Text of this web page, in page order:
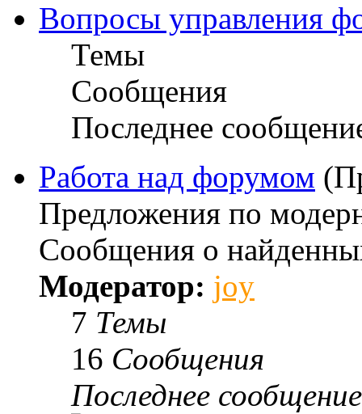
Вопросы управления
Темы
Сообщения
Последнее
Работа над форумом
Предложения по
Сообщения о
Модератор: joy
7 Темы
16 Сообщения
Последнее сообщение